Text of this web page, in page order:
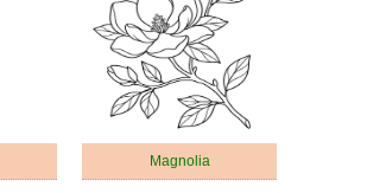
Magnolia